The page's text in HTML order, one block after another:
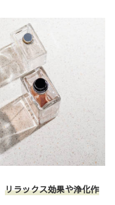
リラックス効果や浄化作